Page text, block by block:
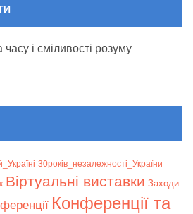
і сміливості розуму
30років_незалежності_України
Віртуальні виставки Заходи
Конференції та